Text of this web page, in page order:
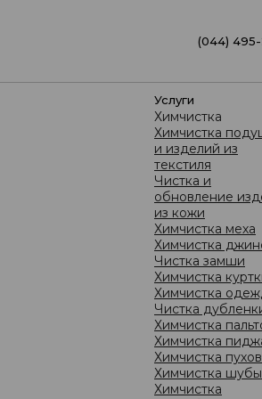
(044)
(067)
услуги
Химчистка
Химчистка
и изделий из
текстиля
Чистка и
обновление
из кожи
Химчистка меха
Химчистка
Чистка замши
Химчистка
Химчистка
Чистка
Химчистка
Химчистка
Химчистка
Химчистка шубы
Химчистка
Сохранение цвета одежды